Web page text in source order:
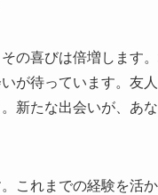
の喜びは倍増します
が待っています。友
新たな出会いが、あ
これまでの経験を活